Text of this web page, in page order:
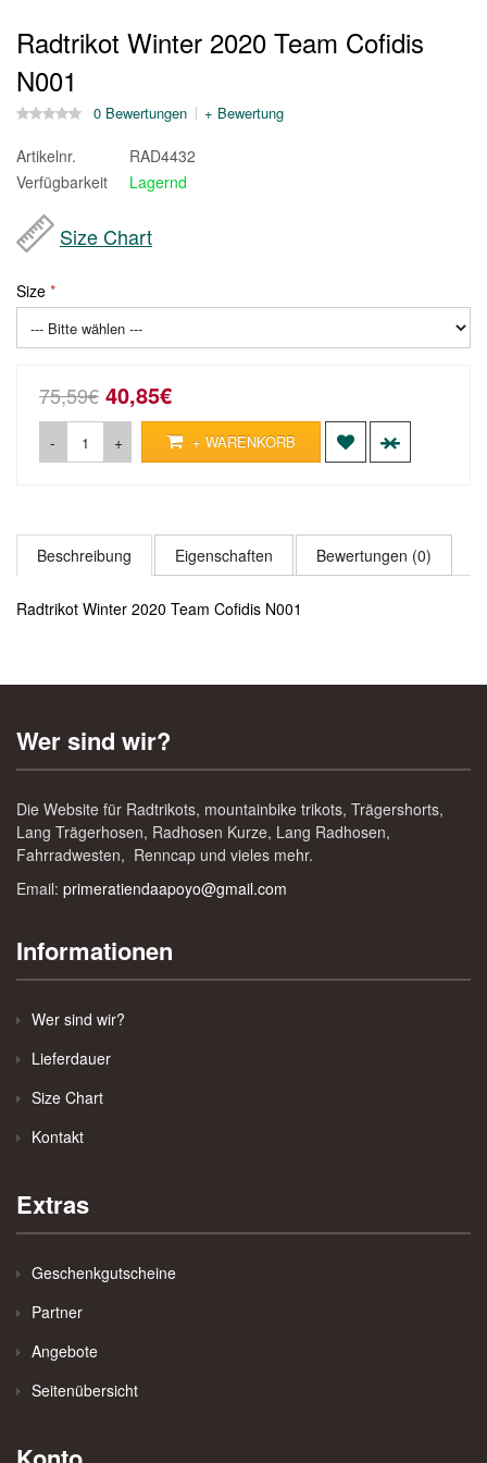
Radtrikot Winter 2020 Team Cofidis
N001
0 Bewertungen + Bewertung
Artikelnr.
RAD4432
Verfügbarkeit
Lagernd
Size Chart
Size
75,59€ 40,85€
- + + WARENKORB
Beschreibung Eigenschaften Bewertungen (0)
Radtrikot Winter 2020 Team Cofidis N001
Wer sind wir?
Die Website für Radtrikots, mountainbike trikots, Trägershorts,
Lang Trägerhosen, Radhosen Kurze, Lang Radhosen,
Fahrradwesten, Renncap und vieles mehr.
Email: primeratiendaapoyo@gmail.com
Informationen
Wer sind wir?
Lieferdauer
Size Chart
Kontakt
Extras
Geschenkgutscheine
Partner
Angebote
Seitenübersicht